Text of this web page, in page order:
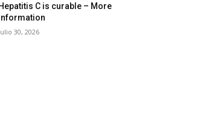
Hepatitis C is curable – More
Information
30, 2026